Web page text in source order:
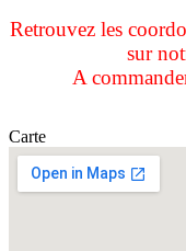
Retrouvez les
sur
A
Carte